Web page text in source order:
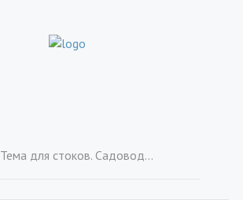
Тема для стоков. Садоводство